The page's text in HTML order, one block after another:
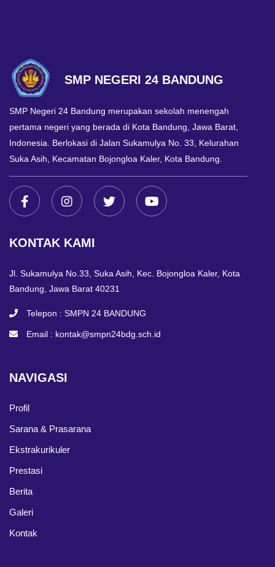
SMP NEGERI 24 BANDUNG
SMP Negeri 24 Bandung merupakan sekolah menengah
pertama negeri yang berada di Kota Bandung, Jawa Barat,
Indonesia. Berlokasi di Jalan Sukamulya No. 33, Kelurahan
Suka Asih, Kecamatan Bojongloa Kaler, Kota Bandung.
KONTAK KAMI
Jl. Sukamulya No.33, Suka Asih, Kec. Bojongloa Kaler, Kota
Bandung, Jawa Barat 40231
Telepon : SMPN 24 BANDUNG
Email : kontak@smpn24bdg.sch.id
NAVIGASI
Profil
Sarana & Prasarana
Ekstrakurikuler
Prestasi
Berita
Galeri
Kontak